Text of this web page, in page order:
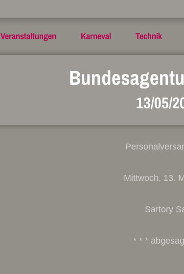
Veranstaltungen Karneval Technik
13/05/
Mittwoch, 13.
Sartory
* * *